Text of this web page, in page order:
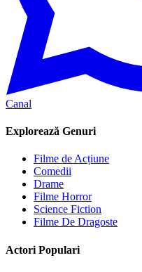
Canal
Explorează Genuri
Filme de Acțiune
Comedii
Drame
Filme Horror
Science Fiction
Filme De Dragoste
Actori Populari